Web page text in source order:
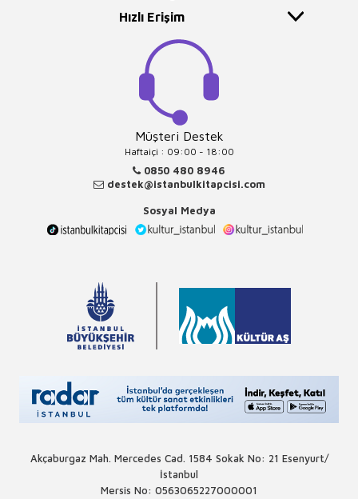
Hızlı Erişim
Müşteri Destek
Haftaiçi : 09:00 - 18:00
0850 480 8946
destek@istanbulkitapcisi.com
Sosyal Medya
Akçaburgaz Mah. Mercedes Cad. 1584 Sokak No: 21 Esenyurt/
İstanbul
Mersis No: 0563065227000001